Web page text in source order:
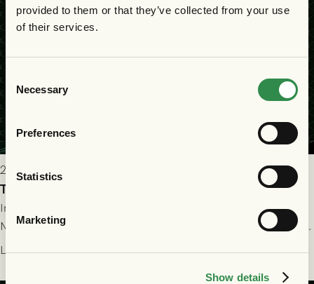
provided to them or that they’ve collected from your use
of their services.
Selection
Necessary
Preferences
Statistics
Marketing
Show details
2026-07-22 19:00
Truppen till GAIS - FC Nordsjælland 23/7
Imorgon torsdag spelar GAIS herrar hemma mot FC
Nordsjælland på Gamla Ullevi med avspark kl 19.00! Fredrik
Holmberg och ledarstaben har tagit ut följande trupp till
Läs mer